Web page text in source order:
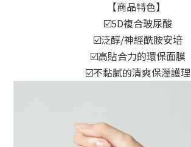
【商品特色】
☑️5D複合玻尿酸
☑️泛醇/神經酰胺安培
☑️高貼合力的環保面膜
☑️不黏膩的清爽保溼護理